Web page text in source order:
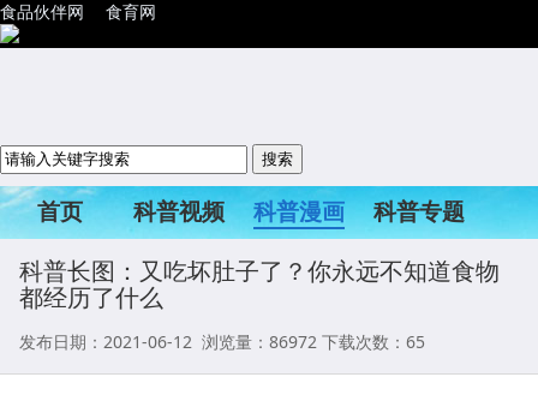
食品伙伴网 食育网
首页 科普视频 科普漫画
科普专题
科普活动
科普长图：又吃坏肚子了？你永远不知道食物
都经历了什么
发布日期：2021-06-12 浏览量： 86972 下载次数：65